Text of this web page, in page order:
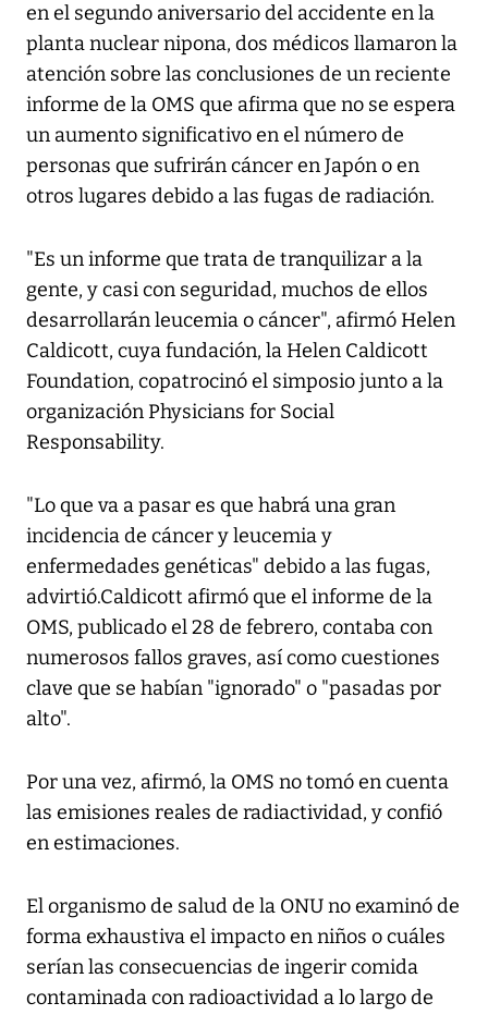
en el segundo aniversario del accidente en la
planta nuclear nipona, dos médicos llamaron la
atención sobre las conclusiones de un reciente
informe de la OMS que afirma que no se espera
un aumento significativo en el número de
personas que sufrirán cáncer en Japón o en
otros lugares debido a las fugas de radiación.
"Es un informe que trata de tranquilizar a la
gente, y casi con seguridad, muchos de ellos
desarrollarán leucemia o cáncer", afirmó Helen
Caldicott, cuya fundación, la Helen Caldicott
Foundation, copatrocinó el simposio junto a la
organización Physicians for Social
Responsability.
"Lo que va a pasar es que habrá una gran
incidencia de cáncer y leucemia y
enfermedades genéticas" debido a las fugas,
advirtió.Caldicott afirmó que el informe de la
OMS, publicado el 28 de febrero, contaba con
numerosos fallos graves, así como cuestiones
clave que se habían "ignorado" o "pasadas por
alto".
Por una vez, afirmó, la OMS no tomó en cuenta
las emisiones reales de radiactividad, y confió
en estimaciones.
El organismo de salud de la ONU no examinó de
forma exhaustiva el impacto en niños o cuáles
serían las consecuencias de ingerir comida
contaminada con radioactividad a lo largo de